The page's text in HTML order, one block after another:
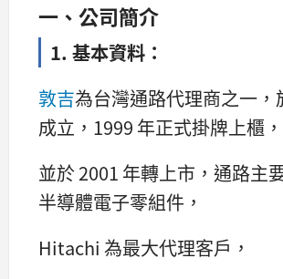
一、公司簡介
1. 基本資料：
敦吉為台灣通路代理商之一，
成立，1999 年正式掛牌上櫃，
並於 2001 年轉上市，通路主
半導體電子零組件，
Hitachi 為最大代理客戶，